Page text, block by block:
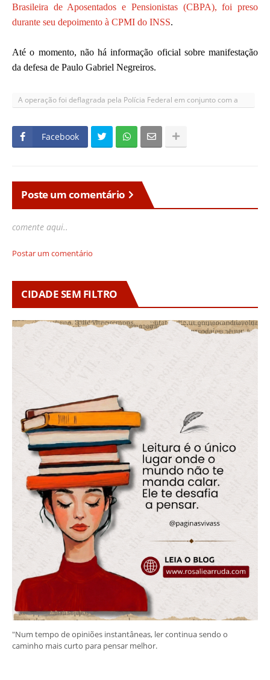
Brasileira de Aposentados e Pensionistas (CBPA), foi preso
durante seu depoimento à CPMI do INSS.
Até o momento, não há informação oficial sobre manifestação
da defesa de Paulo Gabriel Negreiros.
A operação foi deflagrada pela Polícia Federal em conjunto com a
Facebook
Poste um comentário
comente aqui..
Postar um comentário
CIDADE SEM FILTRO
"Num tempo de opiniões instantâneas, ler continua sendo o
caminho mais curto para pensar melhor.